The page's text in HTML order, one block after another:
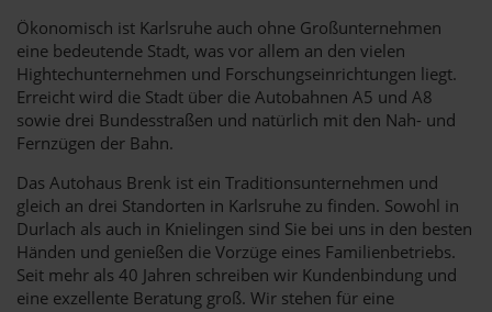
Ökonomisch ist Karlsruhe auch ohne Großunternehmen
eine bedeutende Stadt, was vor allem an den vielen
Hightechunternehmen und Forschungseinrichtungen liegt.
Erreicht wird die Stadt über die Autobahnen A5 und A8
sowie drei Bundesstraßen und natürlich mit den Nah- und
Fernzügen der Bahn.
Das Autohaus Brenk ist ein Traditionsunternehmen und
gleich an drei Standorten in Karlsruhe zu finden. Sowohl in
Durlach als auch in Knielingen sind Sie bei uns in den besten
Händen und genießen die Vorzüge eines Familienbetriebs.
Seit mehr als 40 Jahren schreiben wir Kundenbindung und
eine exzellente Beratung groß. Wir stehen für eine